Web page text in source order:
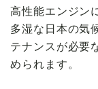
高性能エンジン
多湿な日本の気
テナンスが必要
められます。